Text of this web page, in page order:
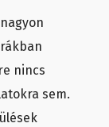
nincs
sem.